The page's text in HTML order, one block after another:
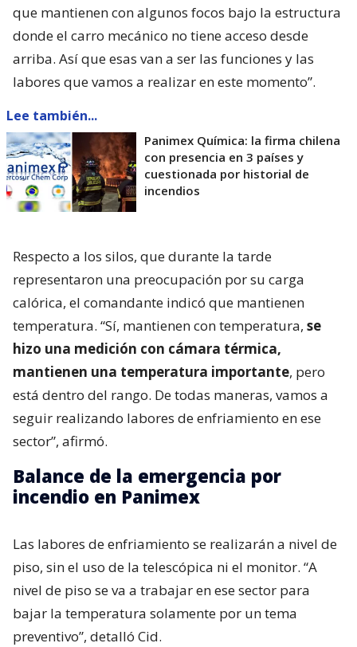
que mantienen con algunos focos bajo la estructura
donde el carro mecánico no tiene acceso desde
arriba. Así que esas van a ser las funciones y las
labores que vamos a realizar en este momento”.
Lee también...
Panimex Química: la firma chilena
con presencia en 3 países y
cuestionada por historial de
incendios
Respecto a los silos, que durante la tarde
representaron una preocupación por su carga
calórica, el comandante indicó que mantienen
temperatura. “Sí, mantienen con temperatura, se
hizo una medición con cámara térmica,
mantienen una temperatura importante, pero
está dentro del rango. De todas maneras, vamos a
seguir realizando labores de enfriamiento en ese
sector”, afirmó.
Balance de la emergencia por
incendio en Panimex
Las labores de enfriamiento se realizarán a nivel de
piso, sin el uso de la telescópica ni el monitor. “A
nivel de piso se va a trabajar en ese sector para
bajar la temperatura solamente por un tema
preventivo”, detalló Cid.